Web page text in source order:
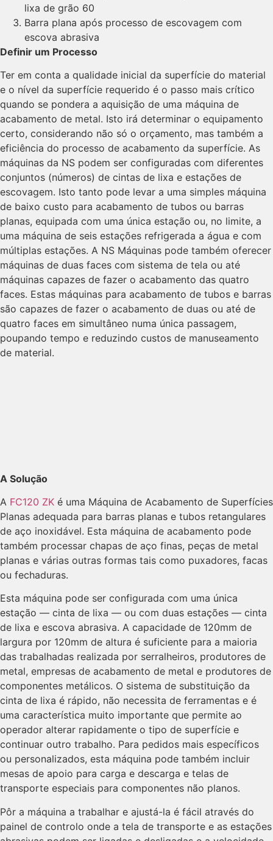
lixa de grão 60
Barra plana após processo de escovagem com
escova abrasiva
Definir um Processo
Ter em conta a qualidade inicial da superfície do material
e o nível da superfície requerido é o passo mais crítico
quando se pondera a aquisição de uma máquina de
acabamento de metal. Isto irá determinar o equipamento
certo, considerando não só o orçamento, mas também a
eficiência do processo de acabamento da superfície. As
máquinas da NS podem ser configuradas com diferentes
conjuntos (números) de cintas de lixa e estações de
escovagem. Isto tanto pode levar a uma simples máquina
de baixo custo para acabamento de tubos ou barras
planas, equipada com uma única estação ou, no limite, a
uma máquina de seis estações refrigerada a água e com
múltiplas estações. A NS Máquinas pode também oferecer
máquinas de duas faces com sistema de tela ou até
máquinas capazes de fazer o acabamento das quatro
faces. Estas máquinas para acabamento de tubos e barras
são capazes de fazer o acabamento de duas ou até de
quatro faces em simultâneo numa única passagem,
poupando tempo e reduzindo custos de manuseamento
de material.
A Solução
A FC120 ZK é uma Máquina de Acabamento de Superfícies
Planas adequada para barras planas e tubos retangulares
de aço inoxidável. Esta máquina de acabamento pode
também processar chapas de aço finas, peças de metal
planas e várias outras formas tais como puxadores, facas
ou fechaduras.
Esta máquina pode ser configurada com uma única
estação — cinta de lixa — ou com duas estações — cinta
de lixa e escova abrasiva. A capacidade de 120mm de
largura por 120mm de altura é suficiente para a maioria
das trabalhadas realizada por serralheiros, produtores de
metal, empresas de acabamento de metal e produtores de
componentes metálicos. O sistema de substituição da
cinta de lixa é rápido, não necessita de ferramentas e é
uma característica muito importante que permite ao
operador alterar rapidamente o tipo de superfície e
continuar outro trabalho. Para pedidos mais específicos
ou personalizados, esta máquina pode também incluir
mesas de apoio para carga e descarga e telas de
transporte especiais para componentes não planos.
Pôr a máquina a trabalhar e ajustá-la é fácil através do
painel de controlo onde a tela de transporte e as estações